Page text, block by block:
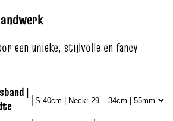
een unieke, stijlvolle en fancy
|